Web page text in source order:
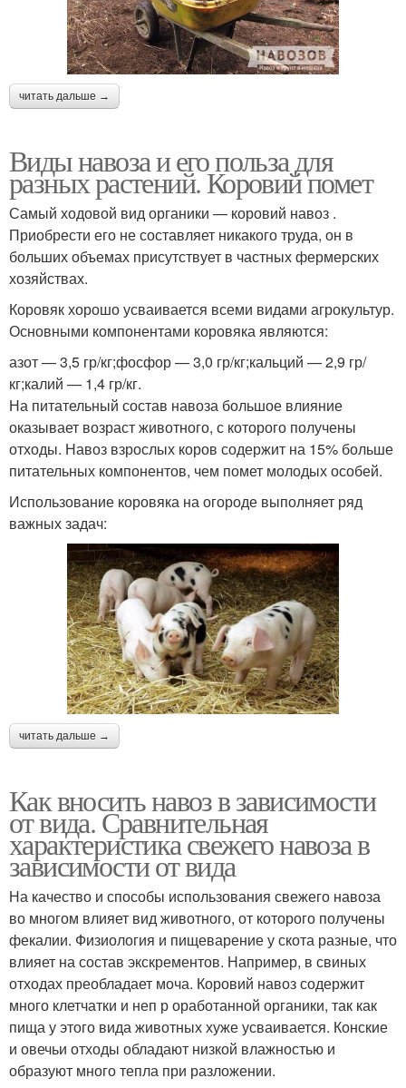
читать дальше →
Виды навоза и его польза для
разных растений. Коровий помет
Самый ходовой вид органики — коровий навоз .
Приобрести его не составляет никакого труда, он в
больших объемах присутствует в частных фермерских
хозяйствах.
Коровяк хорошо усваивается всеми видами агрокультур.
Основными компонентами коровяка являются:
азот — 3,5 гр/кг;фосфор — 3,0 гр/кг;кальций — 2,9 гр/
кг;калий — 1,4 гр/кг.
На питательный состав навоза большое влияние
оказывает возраст животного, с которого получены
отходы. Навоз взрослых коров содержит на 15% больше
питательных компонентов, чем помет молодых особей.
Использование коровяка на огороде выполняет ряд
важных задач:
читать дальше →
Как вносить навоз в зависимости
от вида. Сравнительная
характеристика свежего навоза в
зависимости от вида
На качество и способы использования свежего навоза
во многом влияет вид животного, от которого получены
фекалии. Физиология и пищеварение у скота разные, что
влияет на состав экскрементов. Например, в свиных
отходах преобладает моча. Коровий навоз содержит
много клетчатки и неп р оработанной органики, так как
пища у этого вида животных хуже усваивается. Конские
и овечьи отходы обладают низкой влажностью и
образуют много тепла при разложении.